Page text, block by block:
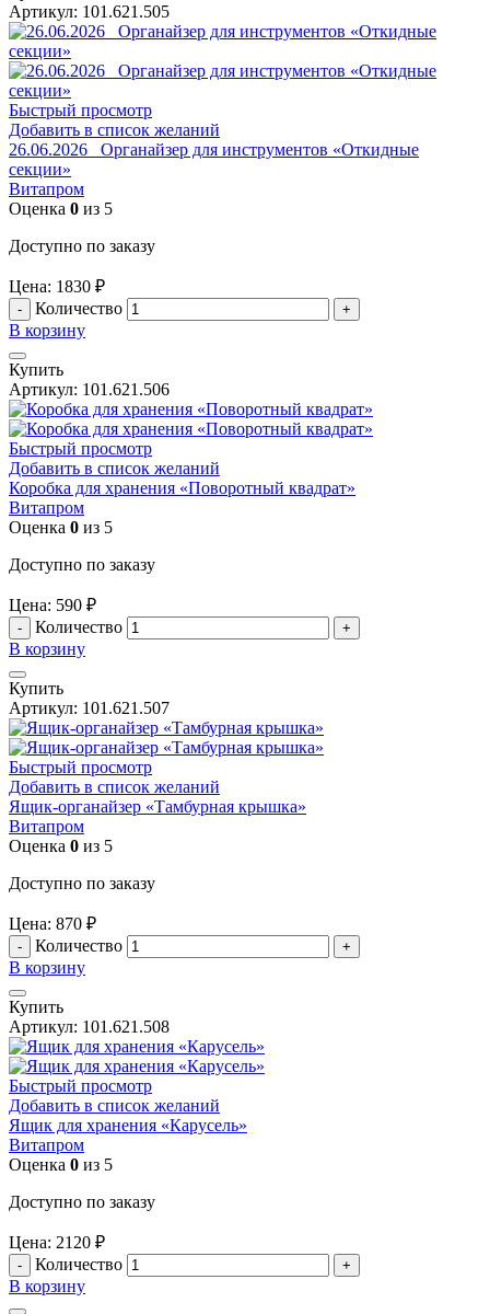
Артикул: 101.621.505
Быстрый просмотр
Добавить в список желаний
26.06.2026_ Органайзер для инструментов «Откидные
секции»
Витапром
Оценка 0 из 5
Доступно по заказу
Цена: 1830 ₽
Количество
В корзину
Купить
Артикул: 101.621.506
Быстрый просмотр
Добавить в список желаний
Коробка для хранения «Поворотный квадрат»
Витапром
Оценка 0 из 5
Доступно по заказу
Цена: 590 ₽
Количество
В корзину
Купить
Артикул: 101.621.507
Быстрый просмотр
Добавить в список желаний
Ящик-органайзер «Тамбурная крышка»
Витапром
Оценка 0 из 5
Доступно по заказу
Цена: 870 ₽
Количество
В корзину
Купить
Артикул: 101.621.508
Быстрый просмотр
Добавить в список желаний
Ящик для хранения «Карусель»
Витапром
Оценка 0 из 5
Доступно по заказу
Цена: 2120 ₽
Количество
В корзину